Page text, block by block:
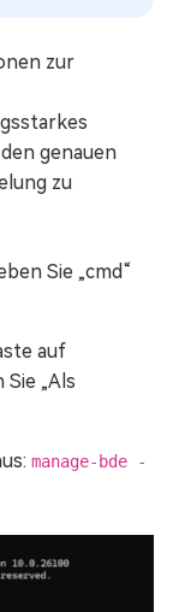
zur
genauen
zu
Sie „cmd“
auf
„Als
manage-bde -